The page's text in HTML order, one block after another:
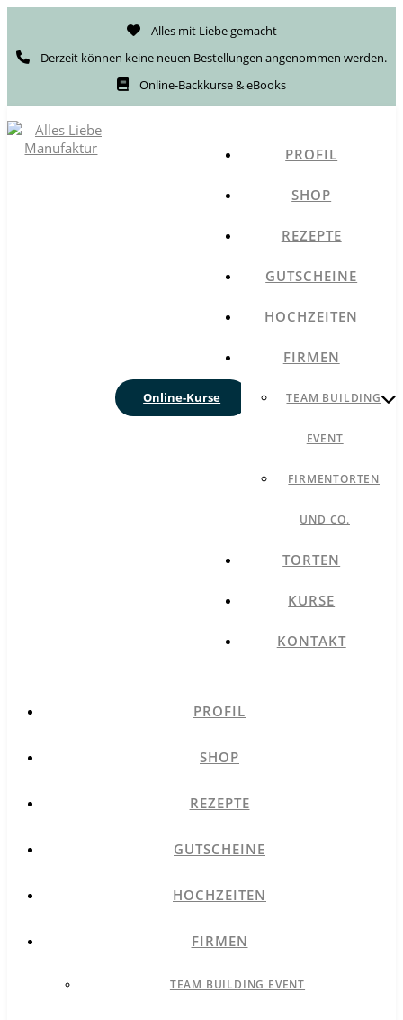
Alles mit Liebe gemacht
Derzeit können keine neuen Bestellungen angenommen werden.
Online-Backkurse & eBooks
Online-Kurse
PROFIL
SHOP
REZEPTE
GUTSCHEINE
HOCHZEITEN
FIRMEN
TEAM BUILDING
EVENT
FIRMENTORTEN
UND CO.
TORTEN
KURSE
KONTAKT
PROFIL
SHOP
REZEPTE
GUTSCHEINE
HOCHZEITEN
FIRMEN
TEAM BUILDING EVENT